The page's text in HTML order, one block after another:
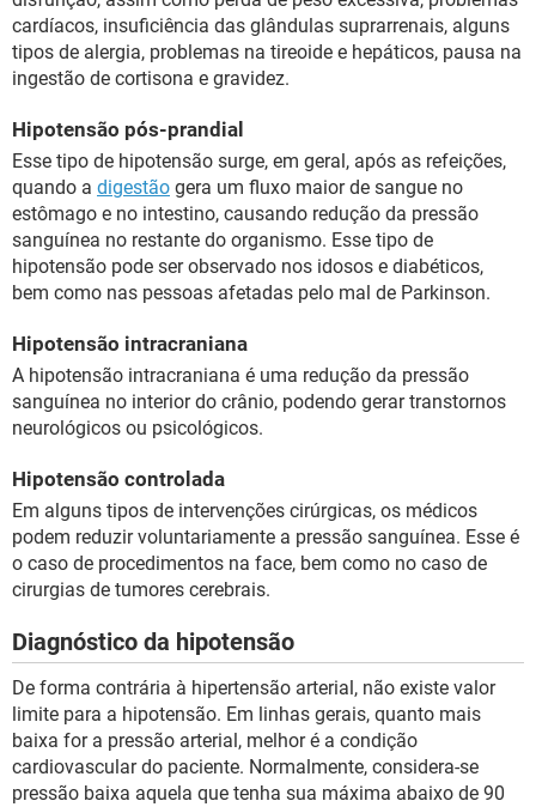
cardíacos, insuficiência das glândulas suprarrenais, alguns
tipos de alergia, problemas na tireoide e hepáticos, pausa na
ingestão de cortisona e gravidez.
Hipotensão pós-prandial
Esse tipo de hipotensão surge, em geral, após as refeições,
quando a digestão gera um fluxo maior de sangue no
estômago e no intestino, causando redução da pressão
sanguínea no restante do organismo. Esse tipo de
hipotensão pode ser observado nos idosos e diabéticos,
bem como nas pessoas afetadas pelo mal de Parkinson.
Hipotensão intracraniana
A hipotensão intracraniana é uma redução da pressão
sanguínea no interior do crânio, podendo gerar transtornos
neurológicos ou psicológicos.
Hipotensão controlada
Em alguns tipos de intervenções cirúrgicas, os médicos
podem reduzir voluntariamente a pressão sanguínea. Esse é
o caso de procedimentos na face, bem como no caso de
cirurgias de tumores cerebrais.
Diagnóstico da hipotensão
De forma contrária à hipertensão arterial, não existe valor
limite para a hipotensão. Em linhas gerais, quanto mais
baixa for a pressão arterial, melhor é a condição
cardiovascular do paciente. Normalmente, considera-se
pressão baixa aquela que tenha sua máxima abaixo de 90